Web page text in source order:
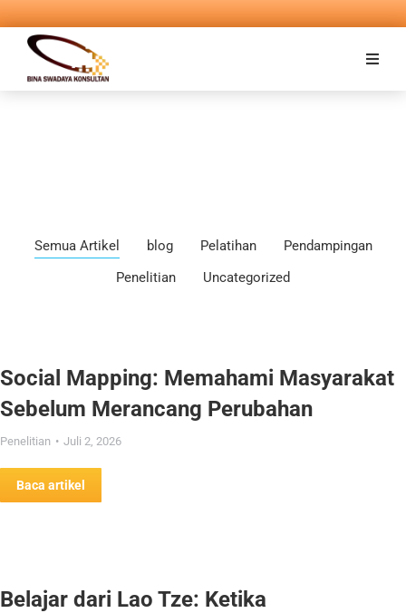
Semua Artikel blog Pelatihan
Pendampingan
Penelitian
Uncategorized
Social Mapping: Memahami Masyarakat
Sebelum Merancang Perubahan
Penelitian Juli 2, 2026
Baca artikel
Belajar dari Lao Tze: Ketika